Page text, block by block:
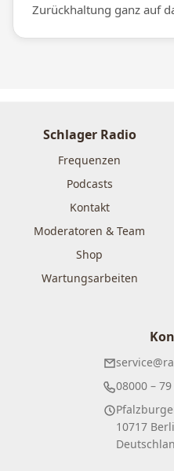
Zurückhaltung ganz auf
Schlager Radio
Frequenzen
Podcasts
Kontakt
Moderatoren & Team
Shop
Wartungsarbeiten
08000 –
10717